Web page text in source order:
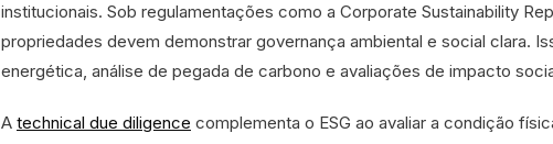
institucionais. Sob regulamentações como a Corporate Sustainability
propriedades devem demonstrar governança ambiental e social clara.
energética, análise de pegada de carbono e avaliações de impacto
A technical due diligence complementa o ESG ao avaliar a condição